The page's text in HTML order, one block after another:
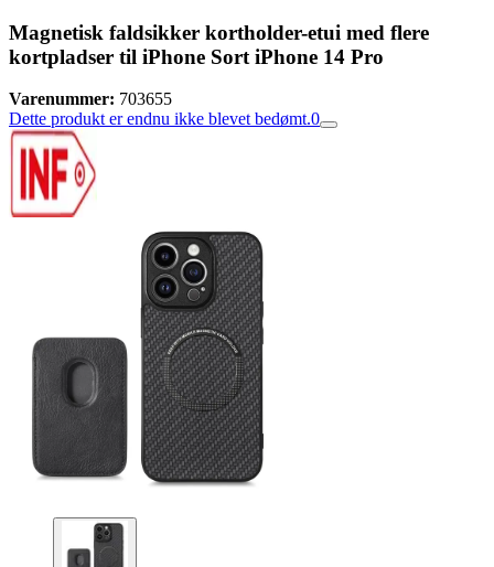
Magnetisk faldsikker kortholder-etui med flere
kortpladser til iPhone Sort iPhone 14 Pro
Varenummer: 703655
Dette produkt er endnu ikke blevet bedømt.0